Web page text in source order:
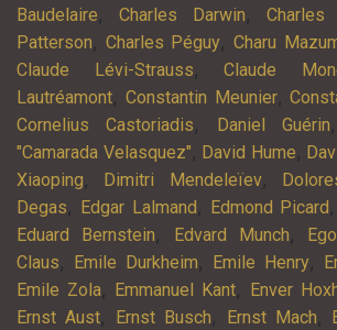
Baudelaire, Charles Darwin, Charles
Patterson, Charles Péguy,Charu
Claude Lévi-Strauss,Claude
Lautréamont, Constantin Meunier,
Cornelius Castoriadis, Daniel Guérin
"Camarada Velasquez", David Hume,
Xiaoping, Dimitri Mendeleïev,
Degas, Edgar Lalmand , Edmond Picard ,
Eduard Bernstein, Edvard Munch,
Claus, Emile Durkheim, Emile Henry,
Emile Zola, Emmanuel Kant, Enver
Ernst Aust, Ernst Busch, Ernst Mach,